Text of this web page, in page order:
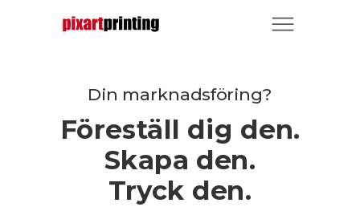
Föreställ dig den.
Skapa den.
Tryck den.
Din marknadsföring?